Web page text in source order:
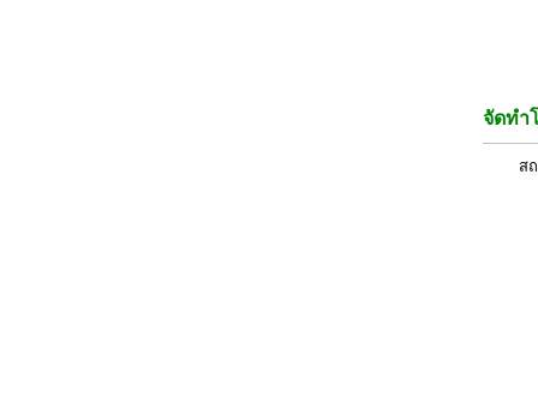
จัดทำ
ส